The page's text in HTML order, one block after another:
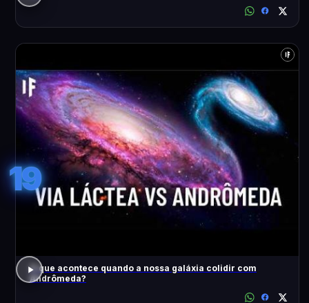
19
O que acontece quando a nossa galáxia colidir com
Andrômeda?